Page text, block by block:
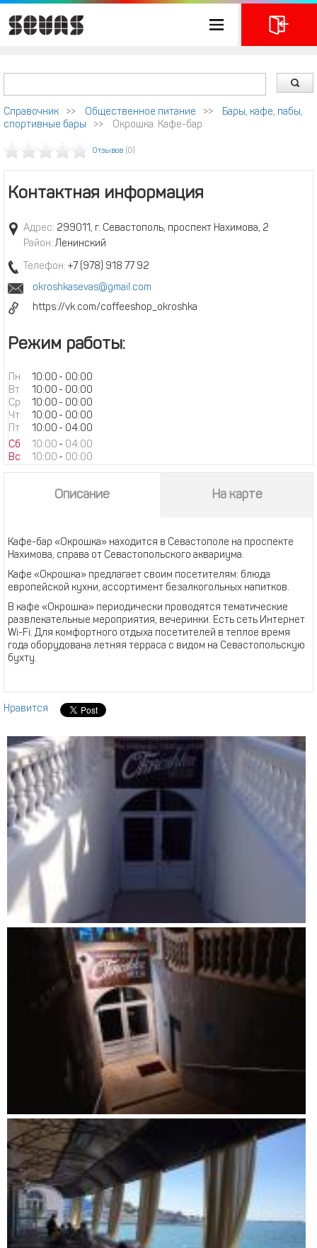
Справочник >> Общественное питание >>
Бары, кафе, пабы,
спортивные бары
>> Окрошка. Кафе-бар
Отзывов (0)
Контактная информация
Адрес: 299011, г. Севастополь, проспект Нахимова, 2
Район: Ленинский
Телефон: +7 (978) 918 77 92
okroshkasevas@gmail.com
https://vk.com/coffeeshop_okroshka
Режим работы:
Пн 10:00 - 00:00
Вт
10:00 - 00:00
Ср
10:00 - 00:00
Чт
10:00 - 00:00
Пт
10:00 - 04:00
Сб
10:00 - 04:00
Вс
10:00 - 00:00
Описание На карте
Кафе-бар «Окрошка» находится в Севастополе на проспекте
Нахимова, справа от Севастопольского аквариума.
Кафе «Окрошка» предлагает своим посетителям: блюда
европейской кухни, ассортимент безалкогольных напитков.
В кафе «Окрошка» периодически проводятся тематические
развлекательные мероприятия, вечеринки. Есть сеть Интернет
Wi-Fi. Для комфортного отдыха посетителей в теплое время
года оборудована летняя терраса с видом на Севастопольскую
бухту.
Нравится